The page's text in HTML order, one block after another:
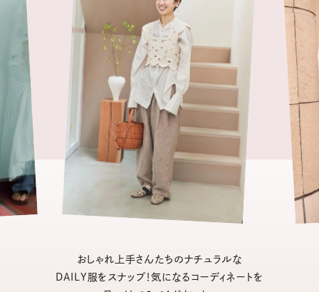
おしゃれ上手さんたちのナチュラルな
DAILY服をスナップ！気になるコーディネートを